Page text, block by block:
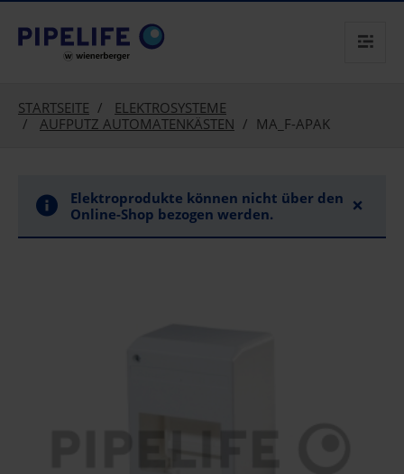
text.skipToContent
text.skipToNavigation
STARTSEITE
ELEKTROSYSTEME
AUFPUTZ AUTOMATENKÄSTEN
MA_F-APAK
Elektroprodukte können nicht über den
Online-Shop bezogen werden.
×